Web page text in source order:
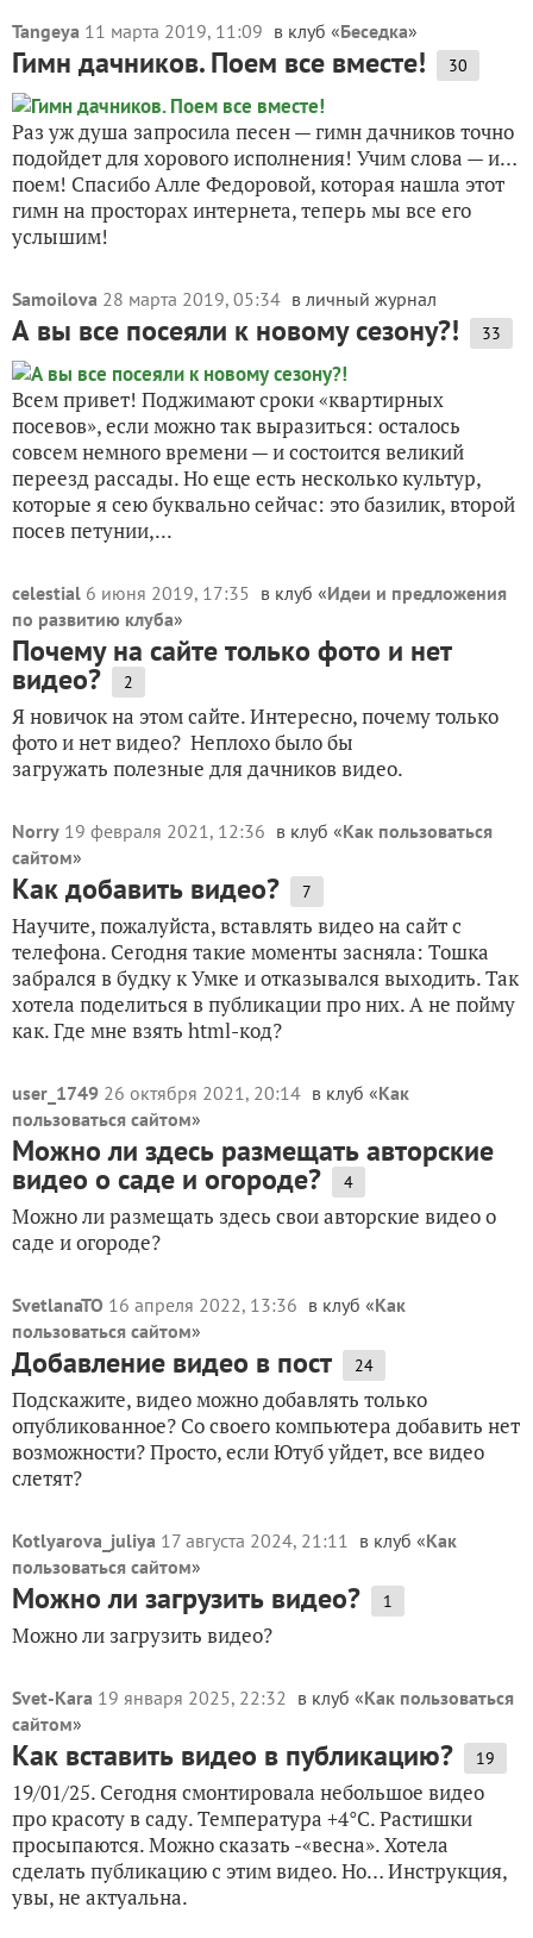
Tangeya 11 марта 2019, 11:09 в клуб «Беседка»
Гимн дачников. Поем все вместе! 30
Раз уж душа запросила песен — гимн дачников точно
подойдет для хорового исполнения! Учим слова — и…
поем! Спасибо Алле Федоровой, которая нашла этот
гимн на просторах интернета, теперь мы все его
услышим!
Samoilova 28 марта 2019, 05:34 в личный журнал
А вы все посеяли к новому сезону?! 33
Всем привет! Поджимают сроки «квартирных
посевов», если можно так выразиться: осталось
совсем немного времени — и состоится великий
переезд рассады. Но еще есть несколько культур,
которые я сею буквально сейчас: это базилик, второй
посев петунии,...
celestial 6 июня 2019, 17:35 в клуб «Идеи и предложения
по развитию клуба»
Почему на сайте только фото и нет
видео? 2
Я новичок на этом сайте. Интересно, почему только
фото и нет видео? Неплохо было бы
загружать полезные для дачников видео.
Norry 19 февраля 2021, 12:36 в клуб «Как пользоваться
сайтом»
Как добавить видео? 7
Научите, пожалуйста, вставлять видео на сайт с
телефона. Сегодня такие моменты засняла: Тошка
забрался в будку к Умке и отказывался выходить. Так
хотела поделиться в публикации про них. А не пойму
как. Где мне взять html-код?
user_1749 26 октября 2021, 20:14 в клуб «Как
пользоваться сайтом»
Можно ли здесь размещать авторские
видео о саде и огороде? 4
Можно ли размещать здесь свои авторские видео о
саде и огороде?
SvetlanaTO 16 апреля 2022, 13:36 в клуб «Как
пользоваться сайтом»
Добавление видео в пост 24
Подскажите, видео можно добавлять только
опубликованное? Со своего компьютера добавить нет
возможности? Просто, если Ютуб уйдет, все видео
слетят?
Kotlyarova_juliya 17 августа 2024, 21:11 в клуб «Как
пользоваться сайтом»
Можно ли загрузить видео? 1
Можно ли загрузить видео?
Svet-Kara 19 января 2025, 22:32 в клуб «Как пользоваться
сайтом»
Как вставить видео в публикацию? 19
19/01/25. Сегодня смонтировала небольшое видео
про красоту в саду. Температура +4°С. Растишки
просыпаются. Можно сказать -«весна». Хотела
сделать публикацию с этим видео. Но… Инструкция,
увы, не актуальна.